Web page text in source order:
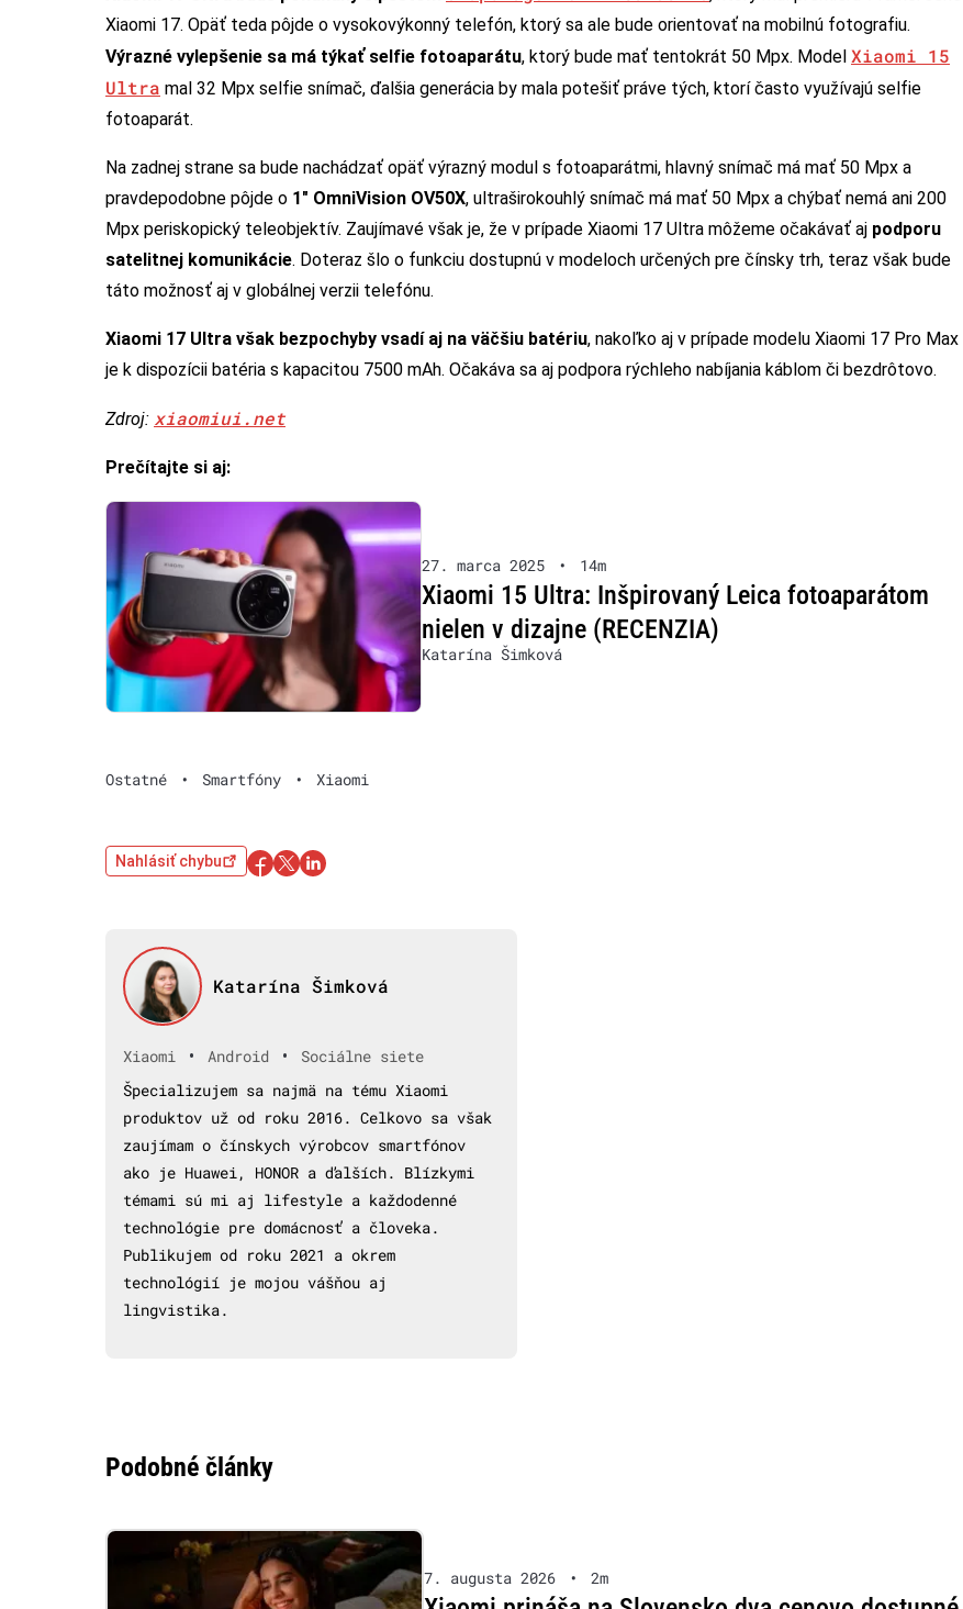
Xiaomi 17. Opäť teda pôjde o vysokovýkonný telefón, ktorý sa ale bude orientovať na mobilnú fotografiu.
Výrazné vylepšenie sa má týkať selfie fotoaparátu, ktorý bude mať tentokrát 50 Mpx. Model Xiaomi 15
Ultra mal 32 Mpx selfie snímač, ďalšia generácia by mala potešiť práve tých, ktorí často využívajú selfie
fotoaparát.
Na zadnej strane sa bude nachádzať opäť výrazný modul s fotoaparátmi, hlavný snímač má mať 50 Mpx a
pravdepodobne pôjde o 1″ OmniVision OV50X, ultraširokouhlý snímač má mať 50 Mpx a chýbať nemá ani 200
Mpx periskopický teleobjektív. Zaujímavé však je, že v prípade Xiaomi 17 Ultra môžeme očakávať aj podporu
satelitnej komunikácie. Doteraz šlo o funkciu dostupnú v modeloch určených pre čínsky trh, teraz však bude
táto možnosť aj v globálnej verzii telefónu.
Xiaomi 17 Ultra však bezpochyby vsadí aj na väčšiu batériu, nakoľko aj v prípade modelu Xiaomi 17 Pro Max
je k dispozícii batéria s kapacitou 7500 mAh. Očakáva sa aj podpora rýchleho nabíjania káblom či bezdrôtovo.
Zdroj: xiaomiui.net
Prečítajte si aj:
27. marca 2025 • 14m
Xiaomi 15 Ultra: Inšpirovaný Leica fotoaparátom
nielen v dizajne (RECENZIA)
Katarína Šimková
Ostatné • Smartfóny • Xiaomi
Nahlásiť chybu
Katarína Šimková
Xiaomi • Android •
Sociálne siete
Špecializujem sa najmä na tému Xiaomi
produktov už od roku 2016. Celkovo sa však
zaujímam o čínskych výrobcov smartfónov
ako je Huawei, HONOR a ďalších. Blízkymi
témami sú mi aj lifestyle a každodenné
technológie pre domácnosť a človeka.
Publikujem od roku 2021 a okrem
technológií je mojou vášňou aj
lingvistika.
Podobné články
7. augusta 2026 • 2m